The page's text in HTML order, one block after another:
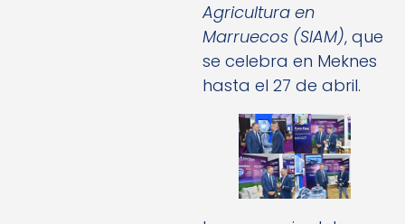
Agricultura en
Marruecos (SIAM), que
se celebra en Meknes
hasta el 27 de abril.